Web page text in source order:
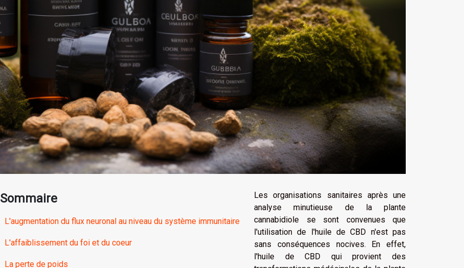
Sommaire
L'augmentation du flux neuronal au niveau du système immunitaire
L'affaiblissement du foi et du coeur
La perte de poids
Les organisations sanitaires après une
analyse minutieuse de la plante
cannabidiole se sont convenues que
l'utilisation de l'huile de CBD n'est pas
sans conséquences nocives. En effet,
l'huile de CBD qui provient des